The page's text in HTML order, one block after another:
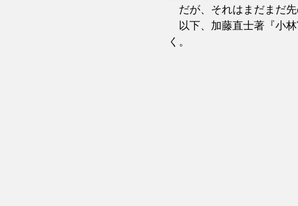
だが、それはまだまだ先
以下、加藤直士著『小
く。